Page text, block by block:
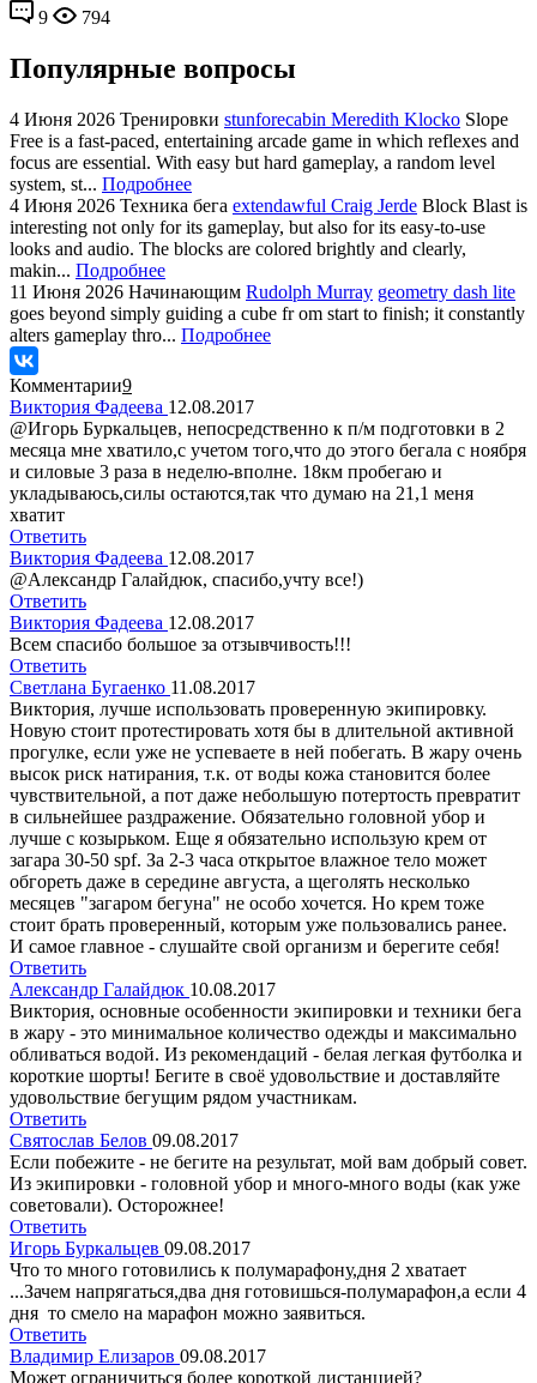
9
794
Популярные вопросы
4 Июня 2026 Тренировки stunforecabin Meredith Klocko Slope
Free is a fast-paced, entertaining arcade game in which reflexes and
focus are essential. With easy but hard gameplay, a random level
system, st... Подробнее
4 Июня 2026 Техника бега extendawful Craig Jerde Block Blast is
interesting not only for its gameplay, but also for its easy-to-use
looks and audio. The blocks are colored brightly and clearly,
makin... Подробнее
11 Июня 2026 Начинающим Rudolph Murray geometry dash lite
goes beyond simply guiding a cube fr om start to finish; it constantly
alters gameplay thro... Подробнее
Комментарии9
Виктория Фадеева 12.08.2017
@Игорь Буркальцев, непосредственно к п/м подготовки в 2
месяца мне хватило,с учетом того,что до этого бегала с ноября
и силовые 3 раза в неделю-вполне. 18км пробегаю и
укладываюсь,силы остаются,так что думаю на 21,1 меня
хватит
Ответить
Виктория Фадеева 12.08.2017
@Александр Галайдюк, спасибо,учту все!)
Ответить
Виктория Фадеева 12.08.2017
Всем спасибо большое за отзывчивость!!!
Ответить
Светлана Бугаенко 11.08.2017
Виктория, лучше использовать проверенную экипировку.
Новую стоит протестировать хотя бы в длительной активной
прогулке, если уже не успеваете в ней побегать. В жару очень
высок риск натирания, т.к. от воды кожа становится более
чувствительной, а пот даже небольшую потертость превратит
в сильнейшее раздражение. Обязательно головной убор и
лучше с козырьком. Еще я обязательно использую крем от
загара 30-50 spf. За 2-3 часа открытое влажное тело может
обгореть даже в середине августа, а щеголять несколько
месяцев "загаром бегуна" не особо хочется. Но крем тоже
стоит брать проверенный, которым уже пользовались ранее.
И самое главное - слушайте свой организм и берегите себя!
Ответить
Александр Галайдюк 10.08.2017
Виктория, основные особенности экипировки и техники бега
в жару - это минимальное количество одежды и максимально
обливаться водой. Из рекомендаций - белая легкая футболка и
короткие шорты! Бегите в своё удовольствие и доставляйте
удовольствие бегущим рядом участникам.
Ответить
Святослав Белов 09.08.2017
Если побежите - не бегите на результат, мой вам добрый совет.
Из экипировки - головной убор и много-много воды (как уже
советовали). Осторожнее!
Ответить
Игорь Буркальцев 09.08.2017
Что то много готовились к полумарафону,дня 2 хватает
...Зачем напрягаться,два дня готовишься-полумарафон,а если 4
дня то смело на марафон можно заявиться.
Ответить
Владимир Елизаров 09.08.2017
Может ограничиться более короткой дистанцией?